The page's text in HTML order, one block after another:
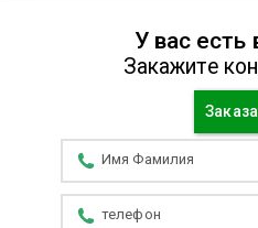
У вас есть
Закажите